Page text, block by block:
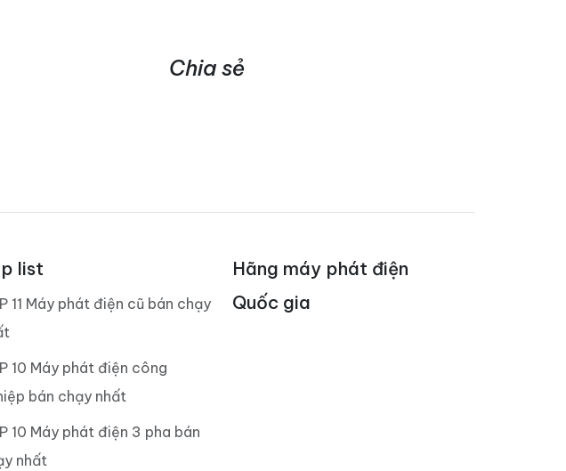
Chia sẻ
list
11 Máy phát điện cũ bán chạy
10 Máy phát điện công
bán chạy nhất
10 Máy phát điện 3 pha bán
nhất
Hãng máy phát điện
Quốc gia